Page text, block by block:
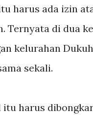
harus ada izin
Ternyata di dua
kelurahan
sekali.
harus